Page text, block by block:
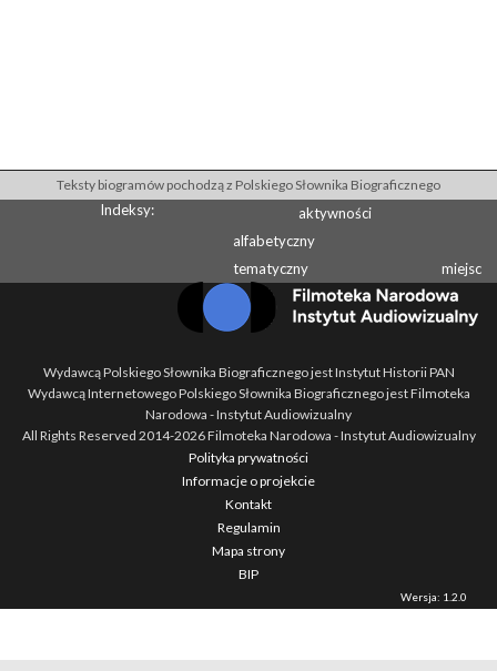
Teksty biogramów pochodzą z Polskiego Słownika Biograficznego
Indeksy:
aktywności
alfabetyczny
tematyczny
miejsc
Wydawcą Polskiego Słownika Biograficznego jest Instytut Historii PAN
Wydawcą Internetowego Polskiego Słownika Biograficznego jest Filmoteka
Narodowa - Instytut Audiowizualny
All Rights Reserved 2014-2026Filmoteka Narodowa - Instytut Audiowizualny
Polityka prywatności
Informacje o projekcie
Kontakt
Regulamin
Mapa strony
BIP
Wersja: 1.2.0